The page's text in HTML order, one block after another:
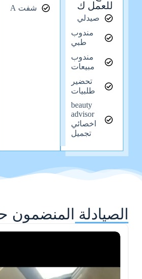
للعمل ك
صيدلي
مندوب
طبي
مندوب
مبيعات
تحضير
طلبيات
beauty
advisor
اخصائي
تجميل
شفت A
الصيادلة المنضمون